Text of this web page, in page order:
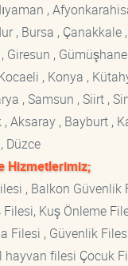
,
, Bursa , Çanakkale
Giresun ,
, Konya ,
, Samsun , Siirt ,
Aksaray , Bayburt ,
Düzce
Hizmetlerimiz;
, Balkon Güvenlik
Filesi, Kuş Önleme
Filesi , Güvenlik
hayvan filesi Çocuk